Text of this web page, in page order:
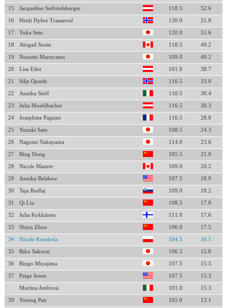
15 Jacqueline Seifriedsberger 118.5 52.6
16 Heidi Dyhre Traaserud 130.0 51.8
17 Yuka Seto 120.0 51.6
18 Abigail Strate 118.5 49.2
19 Nozomi Maruyama 109.0 40.2
20 Lisa Eder 101.0 38.7
21 Silje Opseth 116.5 33.0
22 Annika Sieff 110.5 30.4
23 Julia Muehlbacher 116.5 30.3
24 Josephine Pagnier 116.5 28.8
25 Yuzuki Sato 108.5 24.3
26 Nagomi Nakayama 114.0 23.6
27 Bing Dong 105.5 21.0
28 Nicole Maurer 109.0 20.2
29 Annika Belshaw 107.5 18.9
30 Taja Bodlaj 109.0 18.2
31 Qi Liu 108.5 17.8
32 Julia Kykkänen 111.0 17.6
33 Shiyu Zhou 106.0 17.5
34 Nicole Konderla 104.5 16.1
35 Riko Sakurai 106.5 15.8
36 Ringo Miyajima 107.5 15.5
37 Paige Jones 107.5 15.3
Martina Ambrosi 101.0 15.3
39 Yutong Pan 105.0 13.1